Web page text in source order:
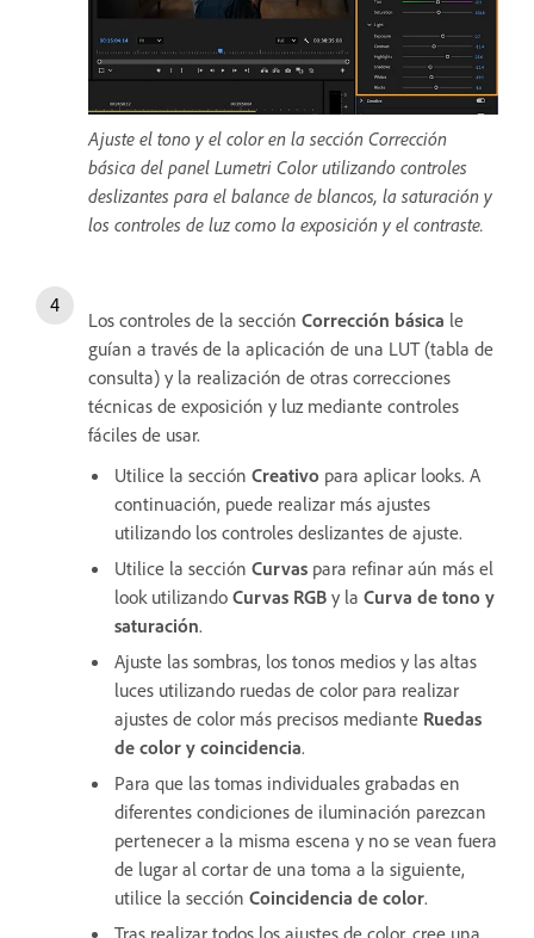
Ajuste el tono y el color en la sección Corrección
básica del panel Lumetri Color utilizando controles
deslizantes para el balance de blancos, la saturación y
los controles de luz como la exposición y el contraste.
Los controles de la sección Corrección básica le
guían a través de la aplicación de una LUT (tabla de
consulta) y la realización de otras correcciones
técnicas de exposición y luz mediante controles
fáciles de usar.
Utilice la sección Creativo para aplicar looks. A
continuación, puede realizar más ajustes
utilizando los controles deslizantes de ajuste.
Utilice la sección Curvas para refinar aún más el
look utilizando Curvas RGB y la Curva de tono y
saturación.
Ajuste las sombras, los tonos medios y las altas
luces utilizando ruedas de color para realizar
ajustes de color más precisos mediante Ruedas
de color y coincidencia.
Para que las tomas individuales grabadas en
diferentes condiciones de iluminación parezcan
pertenecer a la misma escena y no se vean fuera
de lugar al cortar de una toma a la siguiente,
utilice la sección Coincidencia de color.